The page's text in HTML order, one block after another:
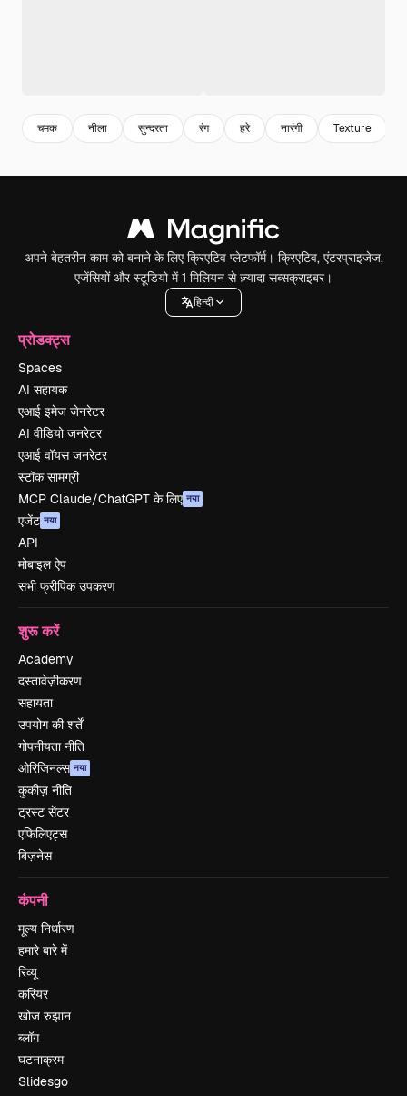
चमक नीला सुन्दरता रंग हरे नारंगी Texture
अपने बेहतरीन काम को बनाने के लिए क्रिएटिव प्लेटफॉर्म। क्रिएटिव, एंटरप्राइजेज,
एजेंसियों और स्टूडियो में 1 मिलियन से ज़्यादा सब्सक्राइबर।
हिन्दी
प्रोडक्ट्स
Spaces
AI सहायक
एआई इमेज जेनरेटर
AI वीडियो जनरेटर
एआई वॉयस जनरेटर
स्टॉक सामग्री
MCP Claude/ChatGPT के लिए नया
एजेंट नया
API
मोबाइल ऐप
सभी फ्रीपिक उपकरण
शुरू करें
Academy
दस्तावेज़ीकरण
सहायता
उपयोग की शर्तें
गोपनीयता नीति
ओरिजिनल्स नया
कुकीज़ नीति
ट्रस्ट सेंटर
एफिलिएट्स
बिज़नेस
कंपनी
मूल्य निर्धारण
हमारे बारे में
रिव्यू
करियर
खोज रुझान
ब्लॉग
घटनाक्रम
Slidesgo